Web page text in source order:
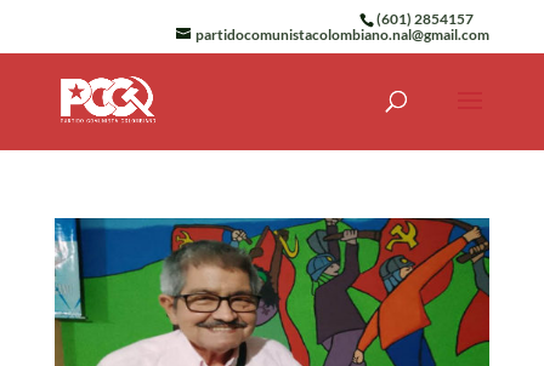
(601) 2854157
partidocomunistacolombiano.nal@gmail.com